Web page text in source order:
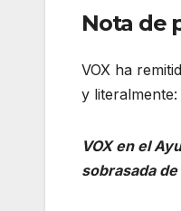
Nota de
VOX ha
y literalmente:
VOX en el
sobrasada